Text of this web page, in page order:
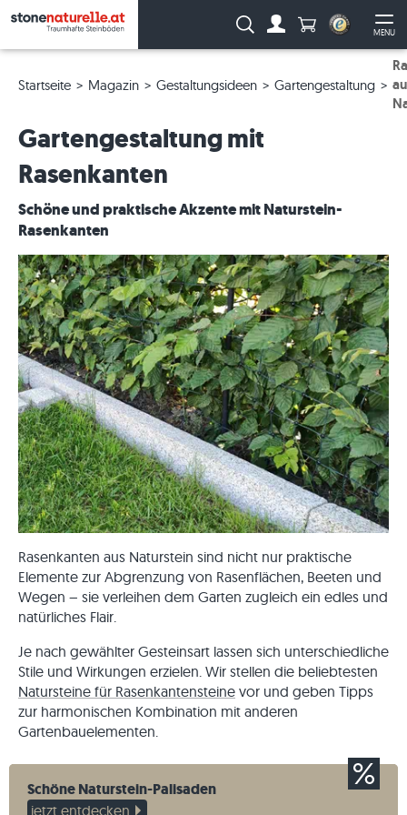
MENU
Suche: Anzahl
Startseite Magazin Gestaltungsideen Gartengestaltung
Gartengestaltung mit
Rasenkanten
Schöne und praktische Akzente mit Naturstein-
Rasenkanten
Rasenkanten aus Naturstein sind nicht nur praktische
Elemente zur Abgrenzung von Rasenflächen, Beeten und
Wegen – sie verleihen dem Garten zugleich ein edles und
natürliches Flair.
Je nach gewählter Gesteinsart lassen sich unterschiedliche
Stile und Wirkungen erzielen. Wir stellen die beliebtesten
Natursteine für Rasenkantensteine vor und geben Tipps
zur harmonischen Kombination mit anderen
Gartenbauelementen.
Schöne Naturstein-Palisaden
jetzt entdecken